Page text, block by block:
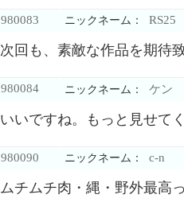
980083 ニックネーム： RS25
次回も、素敵な作品を期待
980084 ニックネーム： ケン
いいですね。もっと見せて
980090 ニックネーム： c-n
ムチムチ肉・縄・野外最高